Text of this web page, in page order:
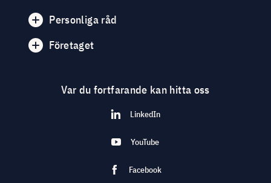
Personliga råd
Företaget
Var du fortfarande kan hitta oss
LinkedIn
YouTube
Facebook